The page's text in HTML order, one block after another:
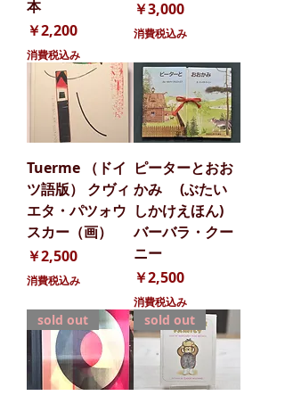
本
価格
￥2,200
消費税込み
価格
￥3,000
消費税込み
Tuerme （ドイ
ツ語版） クヴィ
エタ・パツォウ
スカー（画）
価格
￥2,500
消費税込み
ピーターとおお
かみ (ぶたい
しかけえほん)
バーバラ・クー
ニー
価格
￥2,500
消費税込み
sold out sold out